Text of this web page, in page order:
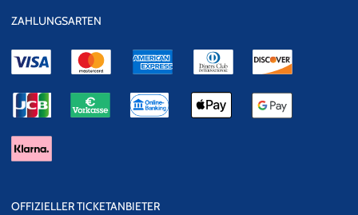
ZAHLUNGSARTEN
OFFIZIELLER TICKETANBIETER